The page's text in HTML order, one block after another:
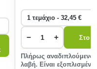
− + Στο
Πλήρως αναδιπλούμενο
λαβή. Είναι εξοπλισμένο